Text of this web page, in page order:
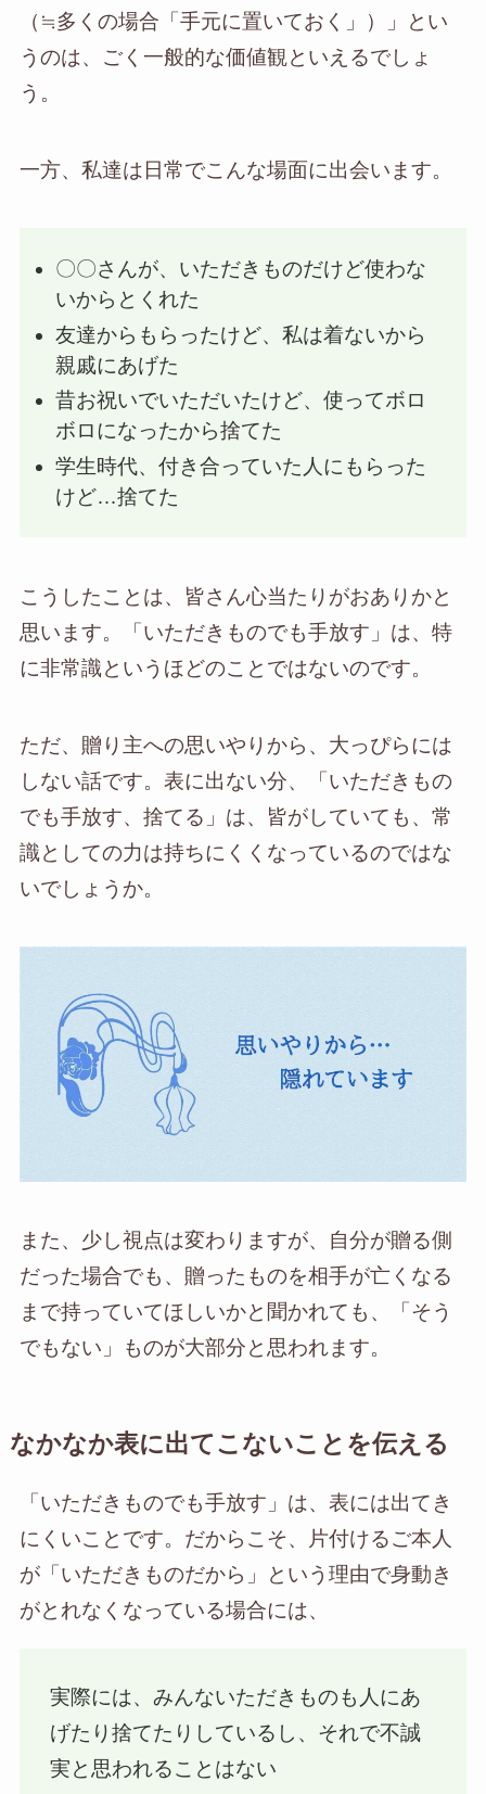
（≒多くの場合「手元に置いておく」）」とい
うのは、ごく一般的な価値観といえるでしょ
う。
一方、私達は日常でこんな場面に出会います。
〇〇さんが、いただきものだけど使わな
いからとくれた
友達からもらったけど、私は着ないから
親戚にあげた
昔お祝いでいただいたけど、使ってボロ
ボロになったから捨てた
学生時代、付き合っていた人にもらった
けど…捨てた
こうしたことは、皆さん心当たりがおありかと
思います。「いただきものでも手放す」は、特
に非常識というほどのことではないのです。
ただ、贈り主への思いやりから、大っぴらには
しない話です。表に出ない分、「いただきもの
でも手放す、捨てる」は、皆がしていても、常
識としての力は持ちにくくなっているのではな
いでしょうか。
また、少し視点は変わりますが、自分が贈る側
だった場合でも、贈ったものを相手が亡くなる
まで持っていてほしいかと聞かれても、「そう
でもない」ものが大部分と思われます。
なかなか表に出てこないことを伝える
「いただきものでも手放す」は、表には出てき
にくいことです。だからこそ、片付けるご本人
が「いただきものだから」という理由で身動き
がとれなくなっている場合には、
実際には、みんないただきものも人にあ
げたり捨てたりしているし、それで不誠
実と思われることはない